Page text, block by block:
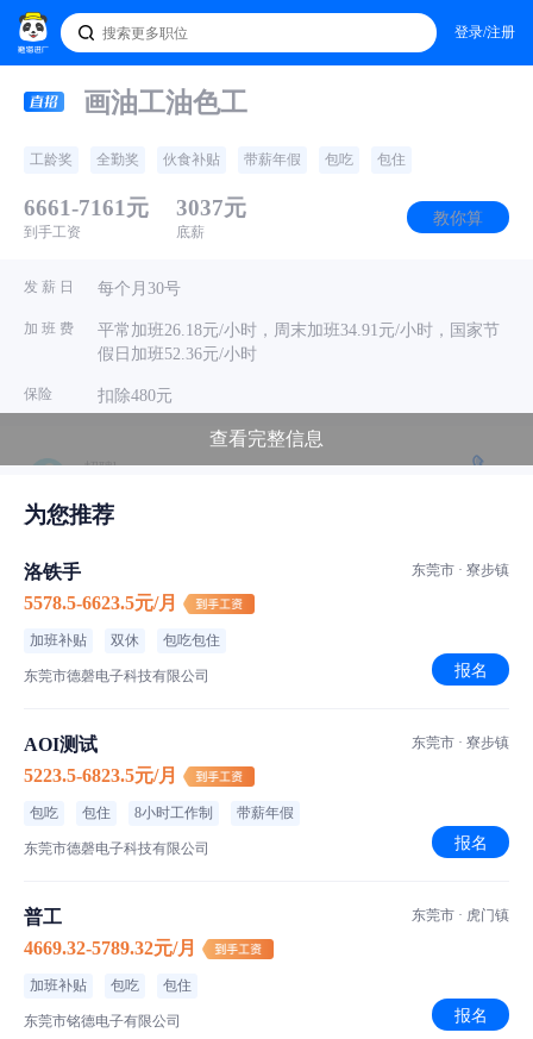
登录/注册
画油工油色工
工龄奖 全勤奖 伙食补贴 带薪年假 包吃 包住
6661-7161元
到手工资
3037元
底薪
教你算
发 薪 日 每个月30号
加 班 费
平常加班26.18元/小时，周末加班34.91元/小时，国家节
假日加班52.36元/小时
保险 扣除480元
· 招聘hr
职位介绍
车间环境
惠州市博罗县
1. 身体健康，无传染性疾病，手脚灵活，能适应车间正常作业。
3. 学历不限，有工作经验优先
福利待遇：
1、提供空调宿舍，园区内有商店、食堂，外食补贴300 元/月.
2、入职满一年享带薪年假 ， 同时依法享有婚假、丧假、产假等全
查看完整信息
为您推荐
洛铁手
5578.5-6623.5元/月
加班补贴 双休 包吃包住
东莞市德磬电子科技有限公司
东莞市 · 寮步镇
报名
AOI测试
5223.5-6823.5元/月
包吃 包住 8小时工作制 带薪年假
东莞市德磬电子科技有限公司
东莞市 · 寮步镇
报名
普工
4669.32-5789.32元/月
加班补贴 包吃 包住
东莞市铭德电子有限公司
东莞市 · 虎门镇
报名